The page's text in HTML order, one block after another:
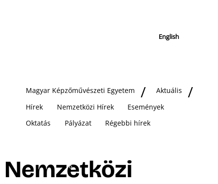
English
Magyar Képzőművészeti Egyetem
Aktuális
Hírek
Nemzetközi Hírek
Események
Oktatás
Pályázat Régebbi hírek
Nemzetközi